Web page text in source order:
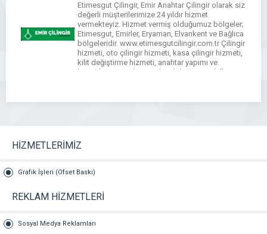
Etimesgut Çilingir, Emir Anahtar Çilingir olarak siz
değerli müşterilerimize 24 yıldır hizmet
vermekteyiz. Hizmet vermiş olduğumuz bölgeler;
Etimesgut, Emirler, Eryaman, Elvankent ve Bağlıca
bölgeleridir. www.etimesgutcilingir.com.tr Çilingir
hizmeti, oto çilingir hizmeti, kasa çilingir hizmeti,
kilit değiştirme hizmeti, anahtar yapımı ve
kopyalama, oto kumanda pil değişimi, akıllı
HİZMETLERİMİZ
Grafik İşleri (Ofset Baskı)
REKLAM HİZMETLERİ
Sosyal Medya Reklamları